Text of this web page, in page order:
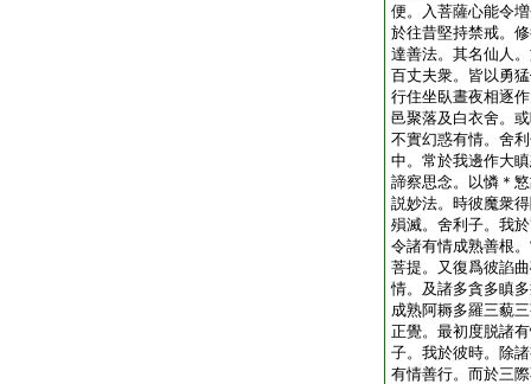
便。入菩薩心能令
於往昔堅持禁戒。
達善法。其名仙人
百丈夫衆。皆以勇
行住坐臥晝夜相逐
邑聚落及白衣舍。
不實幻惑有情。舍
中。常於我邊作大
諦察思念。以憐＊
説妙法。時彼魔衆
殞滅。舍利子。我
令諸有情成熟善根
菩提。又復爲彼諂
情。及諸多貪多瞋
成熟阿耨多羅三藐
正覺。最初度脱諸
子。我於彼時。除
有情善行。而於三